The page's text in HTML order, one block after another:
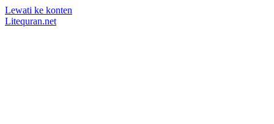
Lewati ke konten
Litequran.net